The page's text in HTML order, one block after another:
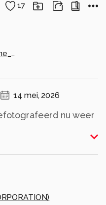
17
christian-wieme_za
14 mei, 2026
nu weer
)